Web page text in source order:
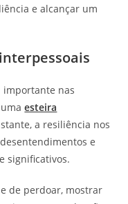
e alcançar um
importante nas
umaesteira
a resiliência nos
e
significativos.
de perdoar, mostrar